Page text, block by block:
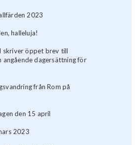
2023
halleluja!
skriver öppet brev till
angående dagersättning för
från Rom på
den 15 april
2023